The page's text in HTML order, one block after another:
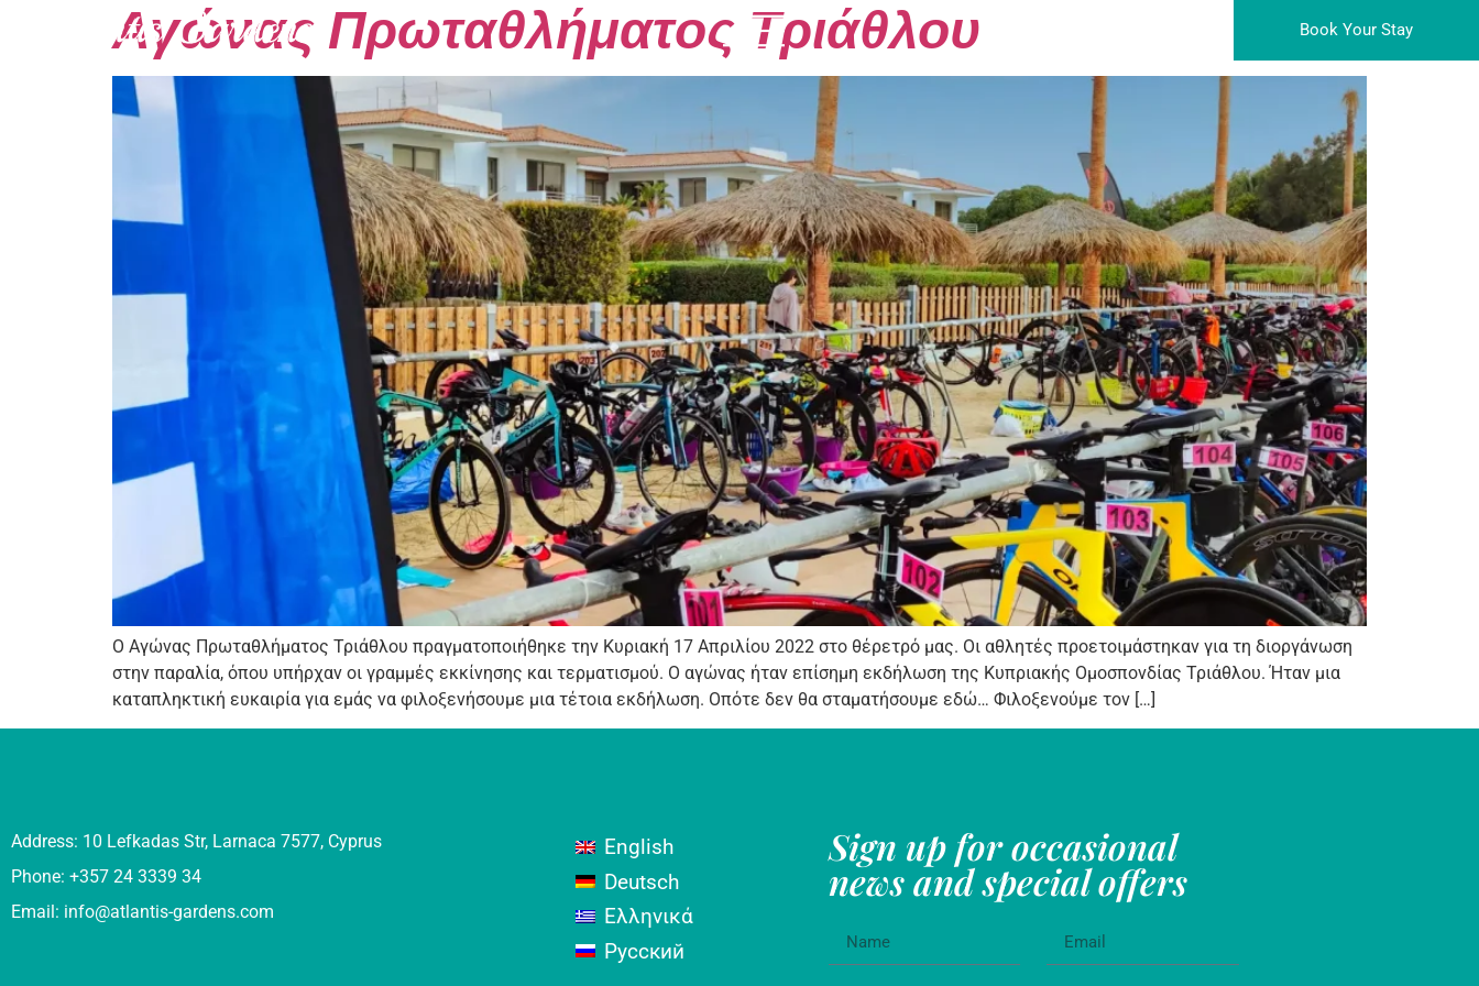
Book Your Stay
Αγώνας Πρωταθλήματος Τριάθλου
Ο Αγώνας Πρωταθλήματος Τριάθλου πραγματοποιήθηκε την Κυριακή 17 Απριλίου 2022 στο θέρετρό μας. Οι αθλητές προετοιμάστηκαν για τη διοργάνωση
στην παραλία, όπου υπήρχαν οι γραμμές εκκίνησης και τερματισμού. Ο αγώνας ήταν επίσημη εκδήλωση της Κυπριακής Ομοσπονδίας Τριάθλου. Ήταν μια
καταπληκτική ευκαιρία για εμάς να φιλοξενήσουμε μια τέτοια εκδήλωση. Οπότε δεν θα σταματήσουμε εδώ… Φιλοξενούμε τον […]
Address: 10 Lefkadas Str, Larnaca 7577, Cyprus
Phone: +357 24 3339 34
Email: info@atlantis-gardens.com
English
Deutsch
Ελληνικά
Русский
Sign up for occasional
news and special offers